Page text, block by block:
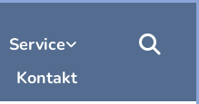
Service
Kontakt